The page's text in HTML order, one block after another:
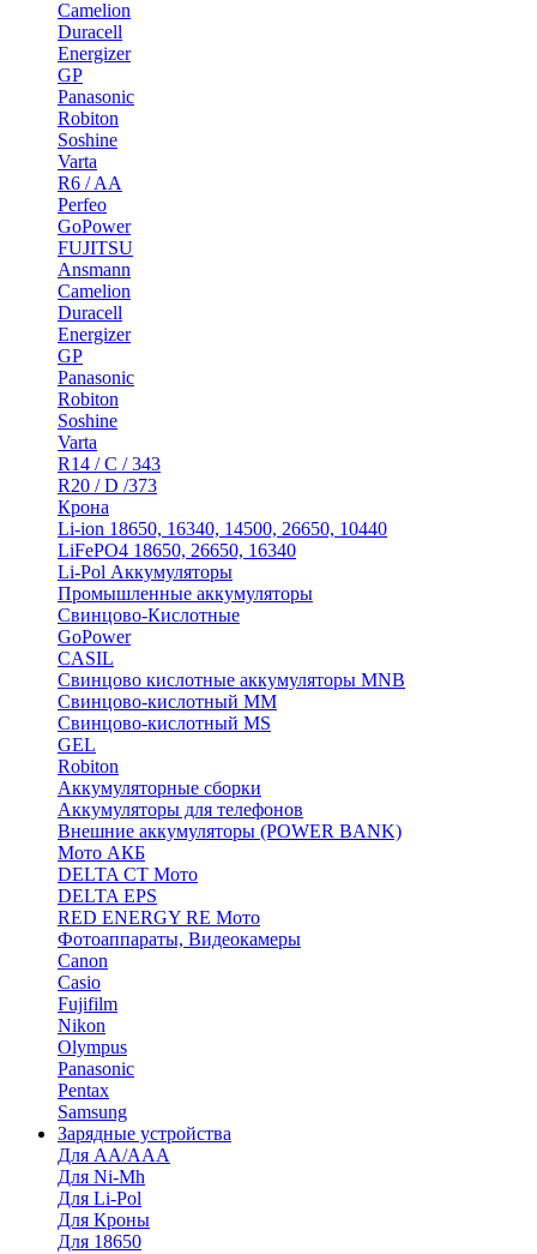
Camelion
Duracell
Energizer
GP
Panasonic
Robiton
Soshine
Varta
R6 / AA
Perfeo
GoPower
FUJITSU
Ansmann
Camelion
Duracell
Energizer
GP
Panasonic
Robiton
Soshine
Varta
R14 / C / 343
R20 / D /373
Крона
Li-ion 18650, 16340, 14500, 26650, 10440
LiFePO4 18650, 26650, 16340
Li-Pol Аккумуляторы
Промышленные аккумуляторы
Свинцово-Кислотные
GoPower
CASIL
Свинцово кислотные аккумуляторы MNB
Cвинцово-кислотный MM
Cвинцово-кислотный MS
GEL
Robiton
Аккумуляторные сборки
Аккумуляторы для телефонов
Внешние аккумуляторы (POWER BANK)
Мото АКБ
DELTA CT Мото
DELTA EPS
RED ENERGY RE Мото
Фотоаппараты, Видеокамеры
Canon
Casio
Fujifilm
Nikon
Olympus
Panasonic
Pentax
Samsung
Зарядные устройства
Для AA/AAA
Для Ni-Mh
Для Li-Pol
Для Кроны
Для 18650